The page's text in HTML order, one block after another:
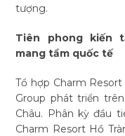
tượng.
Tiên phong kiến
mang tầm quốc tế
Tổ hợp Charm
Group phát triển
Châu. Phân kỳ đầu
Charm Resort Hồ